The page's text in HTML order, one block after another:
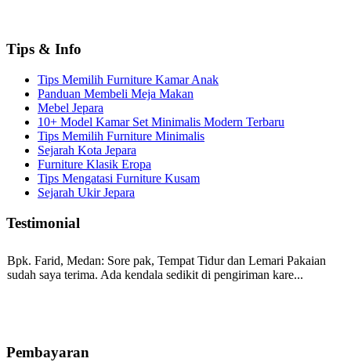
Tips & Info
Tips Memilih Furniture Kamar Anak
Panduan Membeli Meja Makan
Mebel Jepara
10+ Model Kamar Set Minimalis Modern Terbaru
Tips Memilih Furniture Minimalis
Sejarah Kota Jepara
Furniture Klasik Eropa
Tips Mengatasi Furniture Kusam
Sejarah Ukir Jepara
Testimonial
Bpk. Farid, Medan: Sore pak, Tempat Tidur dan Lemari Pakaian
sudah saya terima. Ada kendala sedikit di pengiriman kare...
bale2 dan kursi teras saya sudah saya terima dan p...
Pembayaran